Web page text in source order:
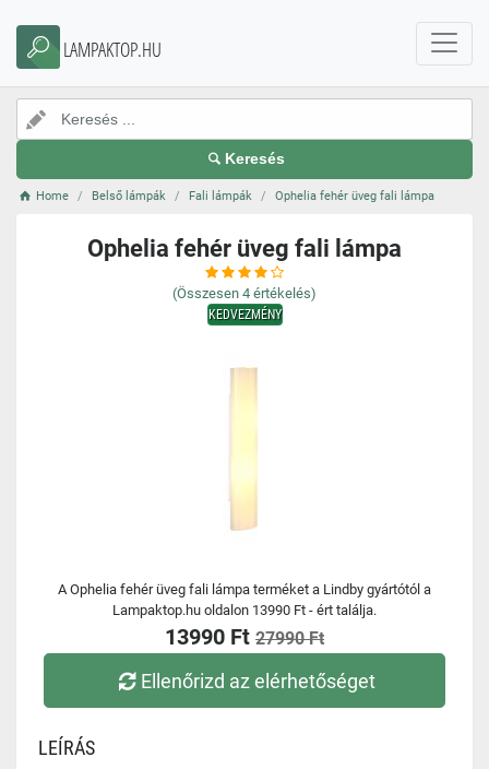
LAMPAKTOP.HU
Keresés
Home Belső lámpák Fali lámpák Ophelia fehér üveg fali lámpa
Ophelia fehér üveg fali lámpa
(Összesen 4 értékelés)
KEDVEZMÉNY
A Ophelia fehér üveg fali lámpa terméket a Lindby gyártótól a
Lampaktop.hu oldalon 13990 Ft - ért találja.
13990 Ft 27990 Ft
Ellenőrizd az elérhetőséget
LEÍRÁS